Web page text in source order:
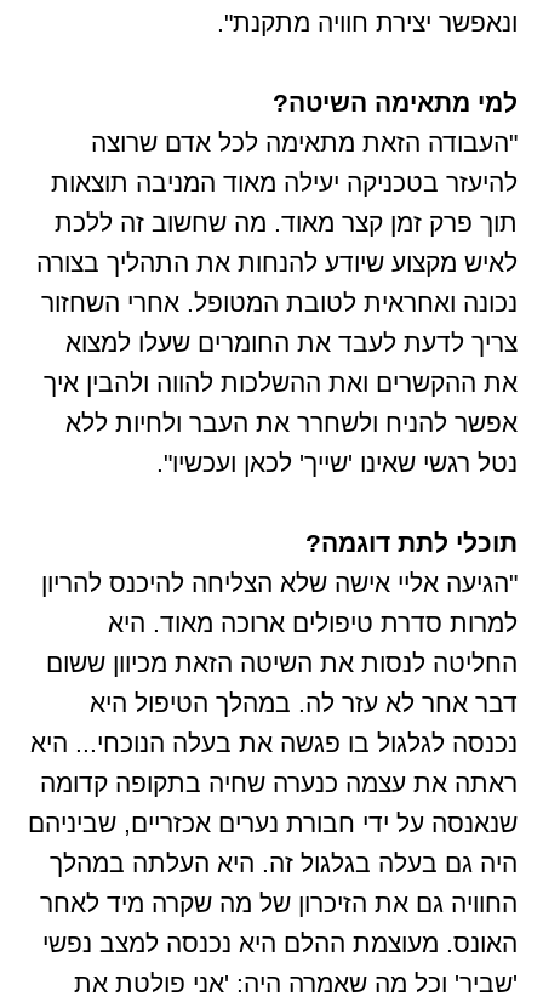
ונאפשר יצירת חוויה מתקנת".
למי מתאימה השיטה?
"העבודה הזאת מתאימה לכל אדם שרוצה
להיעזר בטכניקה יעילה מאוד המניבה תוצאות
תוך פרק זמן קצר מאוד. מה שחשוב זה ללכת
לאיש מקצוע שיודע להנחות את התהליך בצורה
נכונה ואחראית לטובת המטופל. אחרי השחזור
צריך לדעת לעבד את החומרים שעלו למצוא
את ההקשרים ואת ההשלכות להווה ולהבין איך
אפשר להניח ולשחרר את העבר ולחיות ללא
נטל רגשי שאינו 'שייך' לכאן ועכשיו".
תוכלי לתת דוגמה?
"הגיעה אליי אישה שלא הצליחה להיכנס להריון
למרות סדרת טיפולים ארוכה מאוד. היא
החליטה לנסות את השיטה הזאת מכיוון ששום
דבר אחר לא עזר לה. במהלך הטיפול היא
נכנסה לגלגול בו פגשה את בעלה הנוכחי... היא
ראתה את עצמה כנערה שחיה בתקופה קדומה
שנאנסה על ידי חבורת נערים אכזריים, שביניהם
היה גם בעלה בגלגול זה. היא העלתה במהלך
החוויה גם את הזיכרון של מה שקרה מיד לאחר
האונס. מעוצמת ההלם היא נכנסה למצב נפשי
'שביר' וכל מה שאמרה היה: 'אני פולטת את